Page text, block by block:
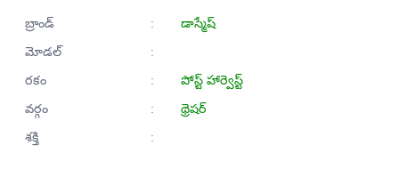
బ్రాండ్ :
డాస్మేష్
మోడల్
:
రకం
:
పోస్ట్ హార్వెస్ట్
వర్గం
:
థ్రెషర్
శక్తి
: